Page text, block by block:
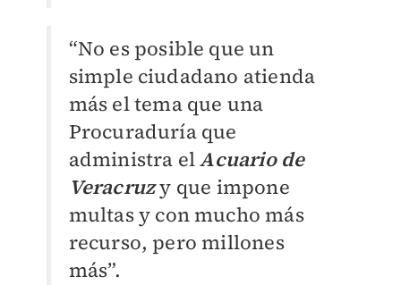
“No es posible que un
simple ciudadano atienda
más el tema que una
Procuraduría que
administra elAcuario de
Veracruzy que impone
multas y con mucho más
recurso, pero millones
más”.